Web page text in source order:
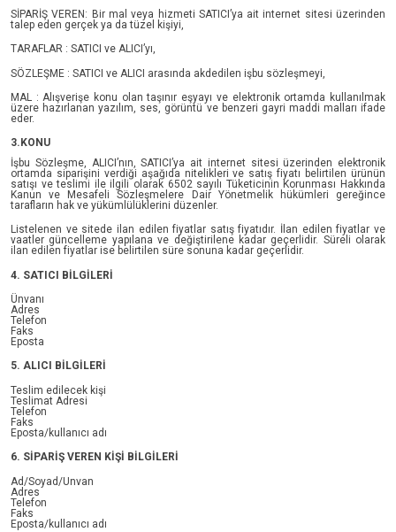
SİPARİŞ VEREN: Bir mal veya hizmeti SATICI’ya ait internet sitesi üzerinden
talep eden gerçek ya da tüzel kişiyi,
TARAFLAR : SATICI ve ALICI’yı,
SÖZLEŞME : SATICI ve ALICI arasında akdedilen işbu sözleşmeyi,
MAL : Alışverişe konu olan taşınır eşyayı ve elektronik ortamda kullanılmak
üzere hazırlanan yazılım, ses, görüntü ve benzeri gayri maddi malları ifade
eder.
3.KONU
İşbu Sözleşme, ALICI’nın, SATICI’ya ait internet sitesi üzerinden elektronik
ortamda siparişini verdiği aşağıda nitelikleri ve satış fiyatı belirtilen ürünün
satışı ve teslimi ile ilgili olarak 6502 sayılı Tüketicinin Korunması Hakkında
Kanun ve Mesafeli Sözleşmelere Dair Yönetmelik hükümleri gereğince
tarafların hak ve yükümlülüklerini düzenler.
Listelenen ve sitede ilan edilen fiyatlar satış fiyatıdır. İlan edilen fiyatlar ve
vaatler güncelleme yapılana ve değiştirilene kadar geçerlidir. Süreli olarak
ilan edilen fiyatlar ise belirtilen süre sonuna kadar geçerlidir.
4. SATICI BİLGİLERİ
Ünvanı
Adres
Telefon
Faks
Eposta
5. ALICI BİLGİLERİ
Teslim edilecek kişi
Teslimat Adresi
Telefon
Faks
Eposta/kullanıcı adı
6. SİPARİŞ VEREN KİŞİ BİLGİLERİ
Ad/Soyad/Unvan
Adres
Telefon
Faks
Eposta/kullanıcı adı